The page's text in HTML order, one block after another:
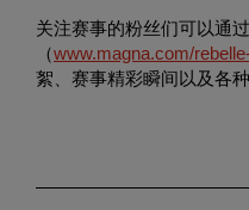
关注赛事的粉丝们可以通
（www.magna.com/
絮、赛事精彩瞬间以及各种